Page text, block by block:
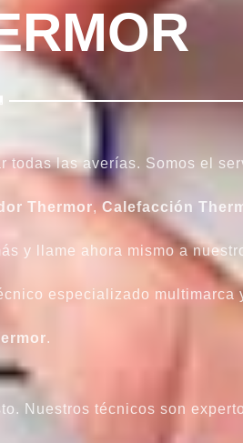
todas las averías. Somos el
Thermor, Calefacción
y llame ahora mismo a
especializado
.
Nuestros técnicos son